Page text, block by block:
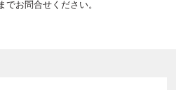
でお問合せください。